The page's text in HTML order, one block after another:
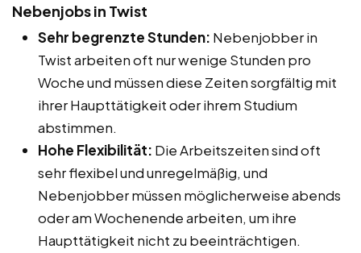
Nebenjobs in Twist
Sehr begrenzte Stunden: Nebenjobber in
Twist arbeiten oft nur wenige Stunden pro
Woche und müssen diese Zeiten sorgfältig mit
ihrer Haupttätigkeit oder ihrem Studium
abstimmen.
Hohe Flexibilität: Die Arbeitszeiten sind oft
sehr flexibel und unregelmäßig, und
Nebenjobber müssen möglicherweise abends
oder am Wochenende arbeiten, um ihre
Haupttätigkeit nicht zu beeinträchtigen.